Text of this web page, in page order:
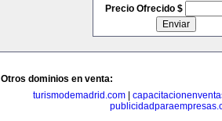
Precio Ofrecido $
Otros dominios en venta:
turismodemadrid.com|